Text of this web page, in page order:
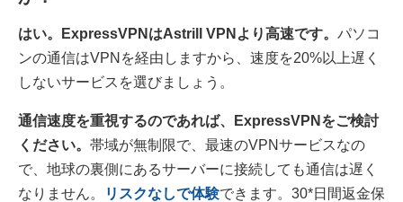
はい。ExpressVPNはAstrill VPNより高速です。 パソコ
ンの通信はVPNを経由しますから、速度を20%以上遅く
しないサービスを選びましょう。
通信速度を重視するのであれば、ExpressVPNをご検討
ください。 帯域が無制限で、最速のVPNサービスなの
で、地球の裏側にあるサーバーに接続しても通信は遅く
なりません。
リスクなしで体験できます。30*日間返金保